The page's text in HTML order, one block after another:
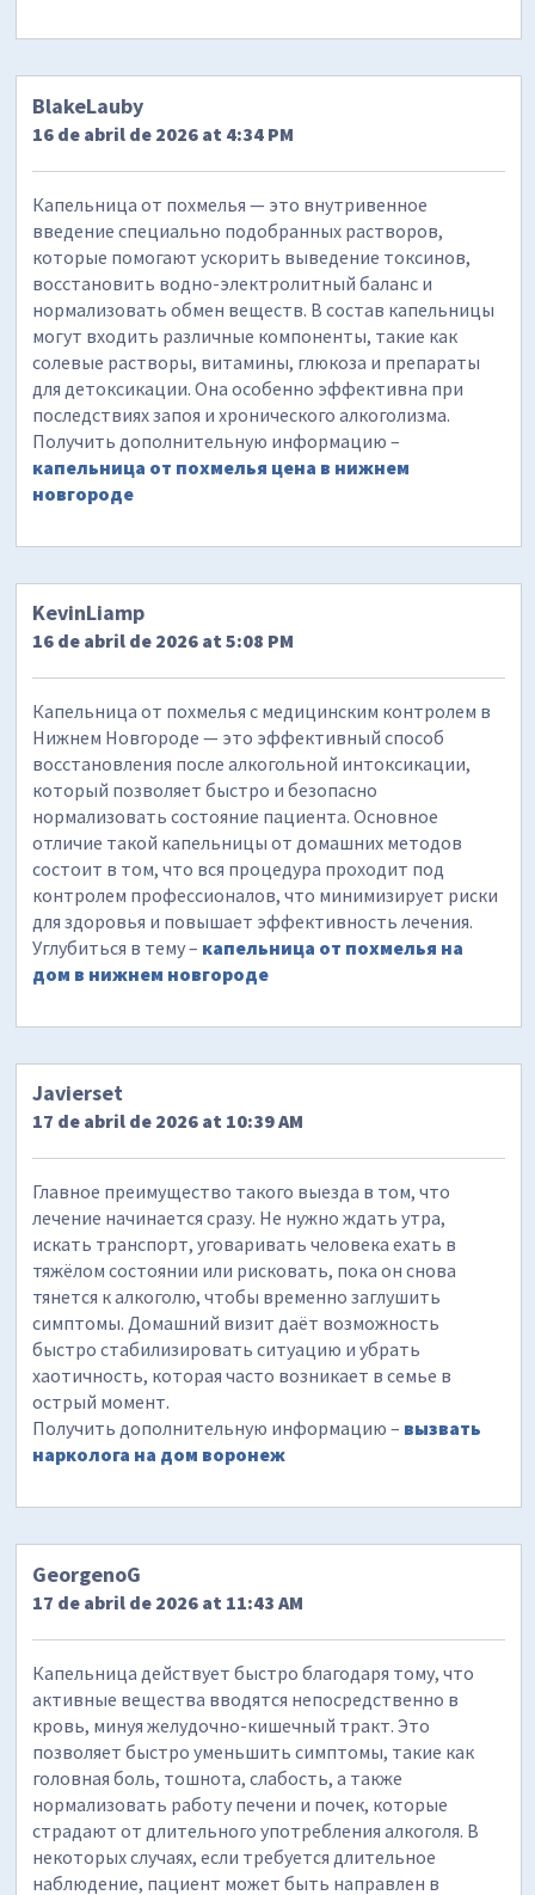
BlakeLauby
16 de abril de 2026 at 4:34 PM
Капельница от похмелья — это внутривенное
введение специально подобранных растворов,
которые помогают ускорить выведение токсинов,
восстановить водно-электролитный баланс и
нормализовать обмен веществ. В состав капельницы
могут входить различные компоненты, такие как
солевые растворы, витамины, глюкоза и препараты
для детоксикации. Она особенно эффективна при
последствиях запоя и хронического алкоголизма.
Получить дополнительную информацию –
капельница от похмелья цена в нижнем
новгороде
KevinLiamp
16 de abril de 2026 at 5:08 PM
Капельница от похмелья с медицинским контролем в
Нижнем Новгороде — это эффективный способ
восстановления после алкогольной интоксикации,
который позволяет быстро и безопасно
нормализовать состояние пациента. Основное
отличие такой капельницы от домашних методов
состоит в том, что вся процедура проходит под
контролем профессионалов, что минимизирует риски
для здоровья и повышает эффективность лечения.
Углубиться в тему – капельница от похмелья на
дом в нижнем новгороде
Javierset
17 de abril de 2026 at 10:39 AM
Главное преимущество такого выезда в том, что
лечение начинается сразу. Не нужно ждать утра,
искать транспорт, уговаривать человека ехать в
тяжёлом состоянии или рисковать, пока он снова
тянется к алкоголю, чтобы временно заглушить
симптомы. Домашний визит даёт возможность
быстро стабилизировать ситуацию и убрать
хаотичность, которая часто возникает в семье в
острый момент.
Получить дополнительную информацию – вызвать
нарколога на дом воронеж
GeorgenoG
17 de abril de 2026 at 11:43 AM
Капельница действует быстро благодаря тому, что
активные вещества вводятся непосредственно в
кровь, минуя желудочно-кишечный тракт. Это
позволяет быстро уменьшить симптомы, такие как
головная боль, тошнота, слабость, а также
нормализовать работу печени и почек, которые
страдают от длительного употребления алкоголя. В
некоторых случаях, если требуется длительное
наблюдение, пациент может быть направлен в